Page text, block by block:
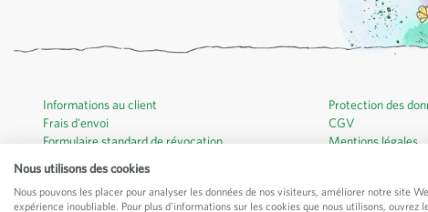
Informations au client
Frais d'envoi
Formulaire standard de révocation
Certificats biologiques
Contact
Protection des
CGV
Mentions légales
Nous utilisons des cookies
Nous pouvons les placer pour analyser les données de nos visiteurs, améliorer notre site
expérience inoubliable. Pour plus d'informations sur les cookies que nous utilisons, ouvrez